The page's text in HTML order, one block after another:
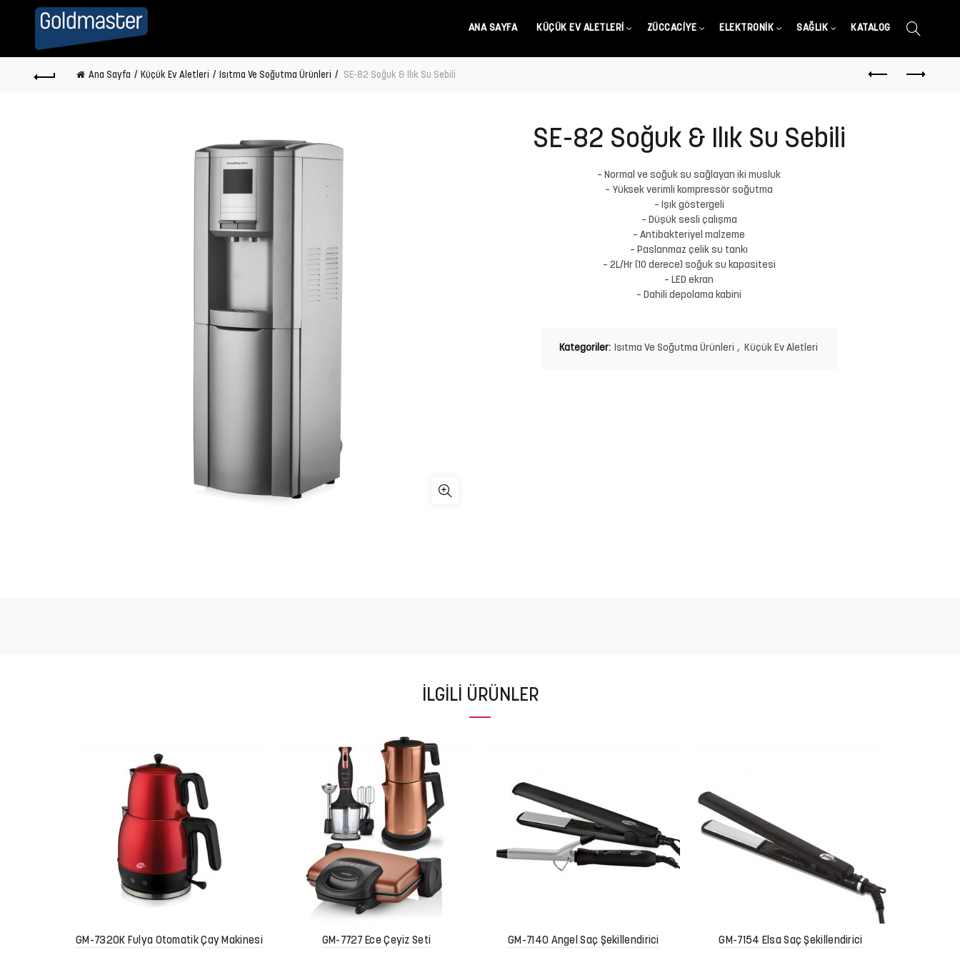
ANA SAYFA KÜÇÜK EV ALETLERI ZÜCCACIYE ELEKTRONIK SAĞLIK KATALOG
Ana Sayfa Küçük Ev Aletleri Isıtma Ve Soğutma Ürünleri SE-82 Soğuk & Ilık Su Sebili
SE-82 Soğuk & Ilık Su Sebili
– Normal ve soğuk su sağlayan iki musluk
– Yüksek verimli kompressör soğutma
– Işık göstergeli
– Düşük sesli çalışma
– Antibakteriyel malzeme
– Paslanmaz çelik su tankı
– 2L/Hr (10 derece) soğuk su kapasitesi
– LED ekran
– Dahili depolama kabini
Kategoriler: Isıtma Ve Soğutma Ürünleri , Küçük Ev Aletleri
İLGILI ÜRÜNLER
GM-7320K Fulya Otomatik Çay Makinesi GM-7727 Ece Çeyiz Seti GM-7140 Angel Saç Şekillendirici GM-7154 Elsa Saç Şekillendirici